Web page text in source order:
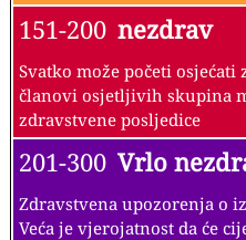
151-200 nezdrav
Svatko može početi osjećati
članovi osjetljivih skupina
zdravstvene posljedice
201-300 Vrlo
Zdravstvena upozorenja o
Veća je vjerojatnost da će